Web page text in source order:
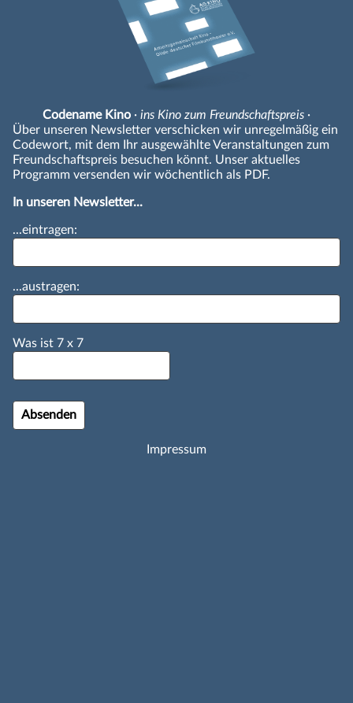
Codename Kino · ins Kino zum Freundschaftspreis ·
Über unseren Newsletter verschicken wir unregelmäßig ein
Codewort, mit dem Ihr ausgewählte Veranstaltungen zum
Freundschaftspreis besuchen könnt. Unser aktuelles
Programm versenden wir wöchentlich als PDF.
In unseren Newsletter...
...eintragen:
...austragen:
Was ist 7 x 7
Impressum